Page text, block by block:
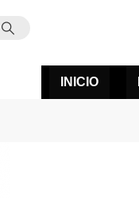
INICIO